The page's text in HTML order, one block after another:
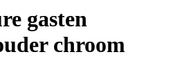
gasten
chroom